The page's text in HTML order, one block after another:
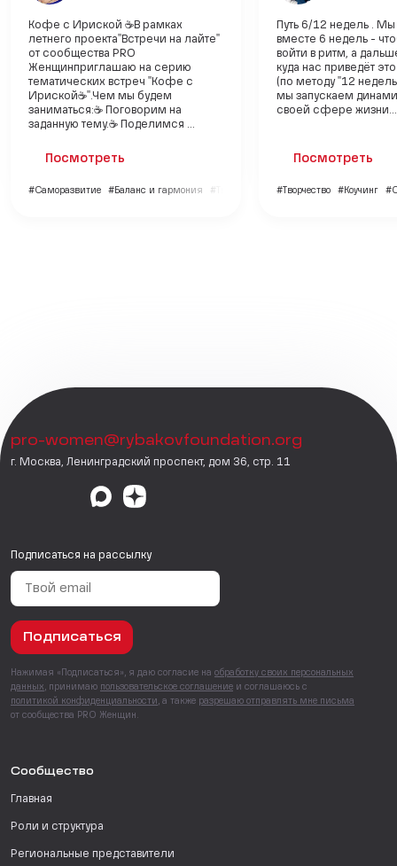
Кофе с Ириской ☕В рамках
летнего проекта"Встречи на лайте"
от сообщества PRO
Женщин приглашаю на серию
тематических встреч "Кофе с
Ириской☕". Чем мы будем
заниматься: ☕ Поговорим на
заданную тему. ☕ Поделимся ...
Посмотреть
#Саморазвитие #Баланс и гармония #Творчество
Путь 6/12 недель .
вместе 6 недель -
войти в ритм, а
куда нас приведёт
(по методу "12 недель
мы запускаем
своей сфере жизни...
Посмотреть
#Творчество #Коучинг
pro-women@rybakovfoundation.org
г. Москва, Ленинградский проспект, дом 36, стр. 11
Подписаться на рассылку
Подписаться
Нажимая «Подписаться», я даю согласие на обработку своих персональных
данных , принимаю пользовательское соглашение и соглашаюсь с
политикой конфиденциальности , а также разрешаю отправлять мне письма
от сообщества PRO Женщин.
Сообщество
Главная
Роли и структура
Региональные представители